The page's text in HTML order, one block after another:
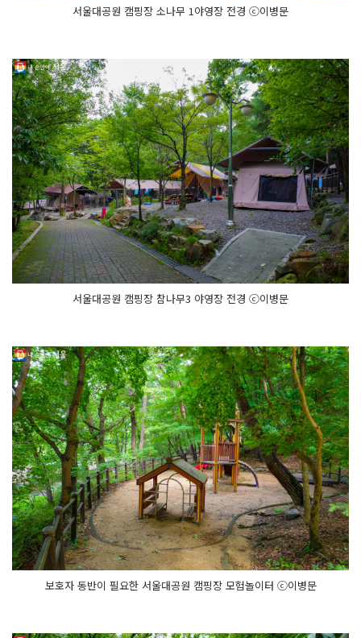
서울대공원 캠핑장 소나무 1야영장 전경 ⓒ이병문
서울대공원 캠핑장 참나무3 야영장 전경 ⓒ이병문
보호자 동반이 필요한 서울대공원 캠핑장 모험놀이터 ⓒ이병문